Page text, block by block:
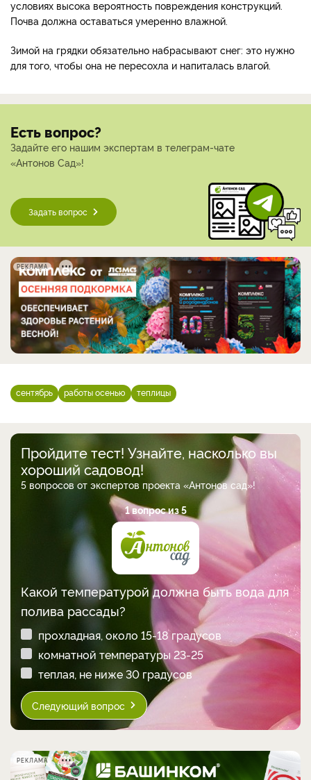
условиях высока вероятность повреждения конструкций.
Почва должна оставаться умеренно влажной.
Зимой на грядки обязательно набрасывают снег: это нужно
для того, чтобы она не пересохла и напиталась влагой.
Есть вопрос?
Задайте его нашим экспертам в телеграм-чате
«Антонов Сад»!
Задать вопрос
РЕКЛАМА
сентябрь работы осенью теплицы
Пройдите тест! Узнайте, насколько вы
хороший садовод!
5 вопросов от экспертов проекта «Антонов сад»!
1 вопрос из 5
Какой температурой должна быть вода для
полива рассады?
прохладная, около 15-18 градусов
комнатной температуры 23-25
теплая, не ниже 30 градусов
Следующий вопрос
РЕКЛАМА